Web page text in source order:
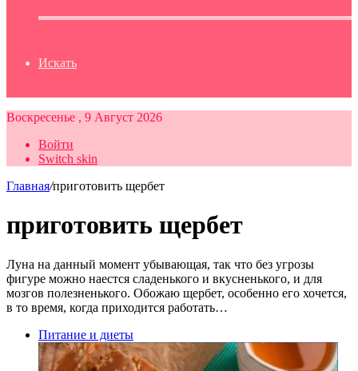
Искать
Воскресенье , 9 Август 2026
Войти
Switch skin
Главная/приготовить щербет
приготовить щербет
Луна на данный момент убывающая, так что без угрозы
фигуре можно наестся сладенького и вкусненького, и для
мозгов полезненького. Обожаю щербет, особенно его хочется,
в то время, когда приходится работать…
Питание и диеты